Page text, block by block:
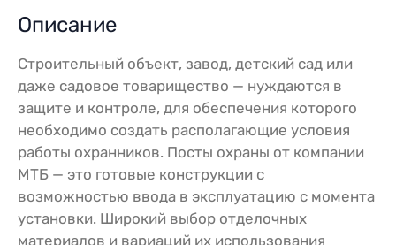
Описание
Строительный объект, завод, детский сад или
даже садовое товарищество — нуждаются в
защите и контроле, для обеспечения которого
необходимо создать располагающие условия
работы охранников. Посты охраны от компании
МТБ — это готовые конструкции с
возможностью ввода в эксплуатацию с момента
установки. Широкий выбор отделочных
материалов и вариаций их использования